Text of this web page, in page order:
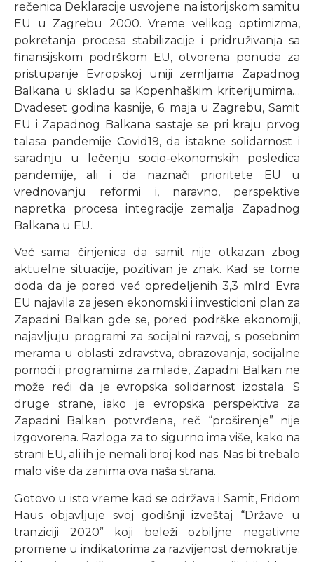
rečenica Deklaracije usvojene na istorijskom samitu
EU u Zagrebu 2000. Vreme velikog optimizma,
pokretanja procesa stabilizacije i pridruživanja sa
finansijskom podrškom EU, otvorena ponuda za
pristupanje Evropskoj uniji zemljama Zapadnog
Balkana u skladu sa Kopenhaškim kriterijumima…
Dvadeset godina kasnije, 6. maja u Zagrebu, Samit
EU i Zapadnog Balkana sastaje se pri kraju prvog
talasa pandemije Covid19, da istakne solidarnost i
saradnju u lečenju socio-ekonomskih posledica
pandemije, ali i da naznači prioritete EU u
vrednovanju reformi i, naravno, perspektive
napretka procesa integracije zemalja Zapadnog
Balkana u EU.
Već sama činjenica da samit nije otkazan zbog
aktuelne situacije, pozitivan je znak. Kad se tome
doda da je pored već opredeljenih 3,3 mlrd Evra
EU najavila za jesen ekonomski i investicioni plan za
Zapadni Balkan gde se, pored podrške ekonomiji,
najavljuju programi za socijalni razvoj, s posebnim
merama u oblasti zdravstva, obrazovanja, socijalne
pomoći i programima za mlade, Zapadni Balkan ne
može reći da je evropska solidarnost izostala. S
druge strane, iako je evropska perspektiva za
Zapadni Balkan potvrđena, reč “proširenje” nije
izgovorena. Razloga za to sigurno ima više, kako na
strani EU, ali ih je nemali broj kod nas. Nas bi trebalo
malo više da zanima ova naša strana.
Gotovo u isto vreme kad se održava i Samit, Fridom
Haus objavljuje svoj godišnji izveštaj “Države u
tranziciji 2020” koji beleži ozbiljne negativne
promene u indikatorima za razvijenost demokratije.